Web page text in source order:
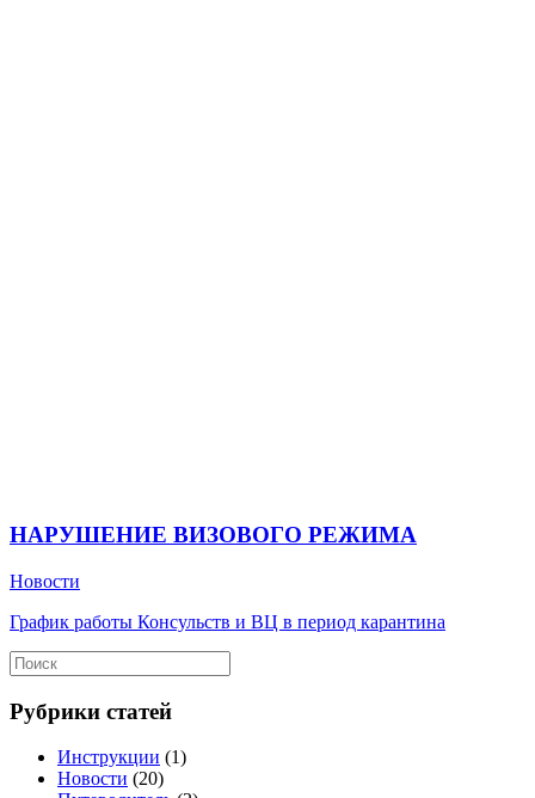
НАРУШЕНИЕ ВИЗОВОГО РЕЖИМА
Новости
График работы Консульств и ВЦ в период карантина
Рубрики статей
Инструкции (1)
Новости (20)